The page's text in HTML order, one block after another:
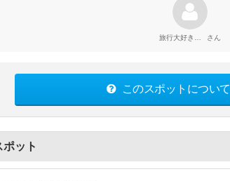
さん
このスポットについ
ポット